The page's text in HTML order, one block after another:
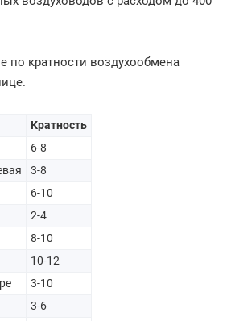
по кратности воздухообмена
Кратность
6-8
3-8
6-10
2-4
8-10
10-12
3-10
3-6